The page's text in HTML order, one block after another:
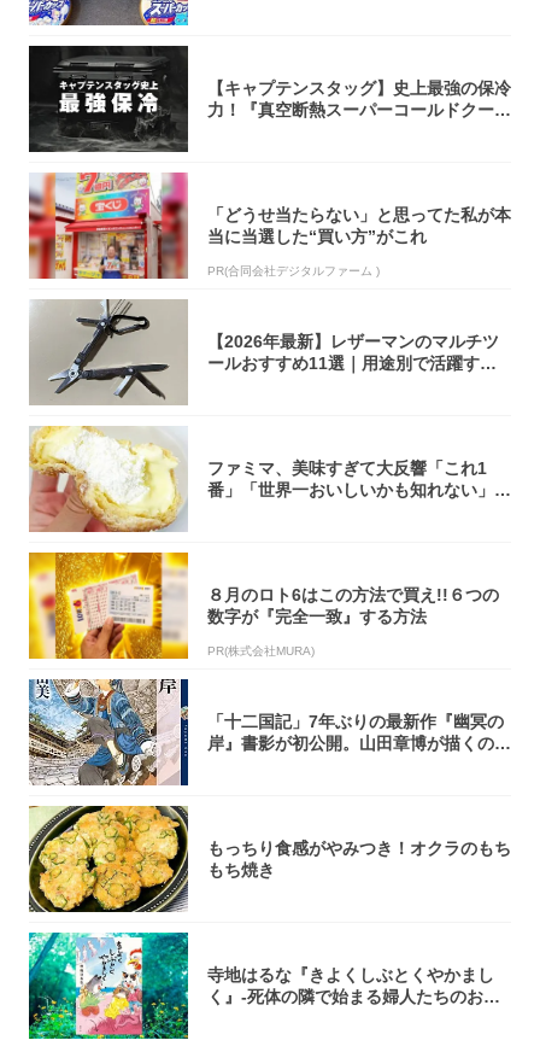
【キャプテンスタッグ】史上最強の保冷
力！『真空断熱スーパーコールドクーラ
「どうせ当たらない」と思ってた私が本
当に当選した“買い方”がこれ
PR(合同会社デジタルファーム )
【2026年最新】レザーマンのマルチツ
ールおすすめ11選｜用途別で活躍する
ファミマ、美味すぎて大反響「これ1
番」「世界一おいしいかも知れない」
８月のロト6はこの方法で買え!!６つの
数字が『完全一致』する方法
PR(株式会社MURA)
「十二国記」7年ぶりの最新作『幽冥の
岸』書影が初公開。山田章博が描くのは
もっちり食感がやみつき！オクラのもち
もち焼き
寺地はるな『きよくしぶとくやかまし
く』-死体の隣で始まる婦人たちのお茶